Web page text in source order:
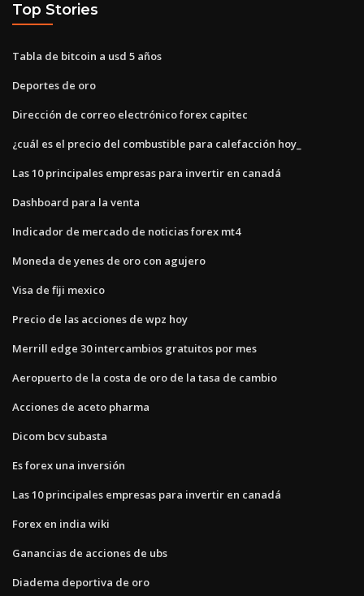
Top Stories
Tabla de bitcoin a usd 5 años
Deportes de oro
Dirección de correo electrónico forex capitec
¿cuál es el precio del combustible para calefacción hoy_
Las 10 principales empresas para invertir en canadá
Dashboard para la venta
Indicador de mercado de noticias forex mt4
Moneda de yenes de oro con agujero
Visa de fiji mexico
Precio de las acciones de wpz hoy
Merrill edge 30 intercambios gratuitos por mes
Aeropuerto de la costa de oro de la tasa de cambio
Acciones de aceto pharma
Dicom bcv subasta
Es forex una inversión
Las 10 principales empresas para invertir en canadá
Forex en india wiki
Ganancias de acciones de ubs
Diadema deportiva de oro